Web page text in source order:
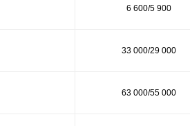
6 600/5 900
33 000/29 000
63 000/55 000